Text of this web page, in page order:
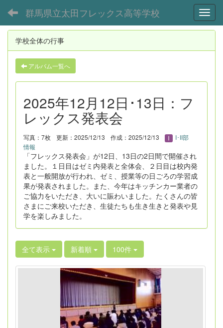
群馬県立太田フレックス高等学校
学校全体の行事
アルバム一覧へ
2025年12月12日･13日：フ
レックス発表会
写真：7枚 更新：2025/12/13 作成：2025/12/13
I･II部
情報
「フレックス発表会」が12日、13日の2日間で開催され
ました。１日目はゼミ内発表と全体会、２日目は校内発
表と一般開放が行われ、ゼミ、授業等の日ごろの学習成
果が発表されました。また、今年はキッチンカー業者の
ご協力をいただき、大いに賑わいました。たくさんの皆
さまにご来校いただき、生徒たちも生き生きと発表や見
学を楽しみました。
全て表示 新着順 100件